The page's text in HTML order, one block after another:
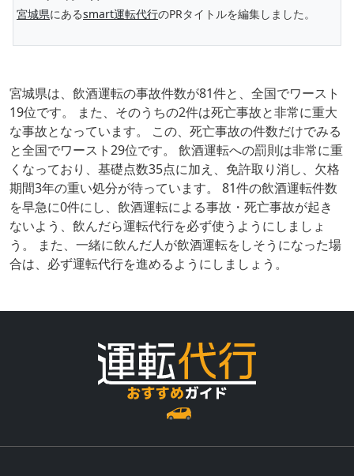
宮城県にあるsmart運転代行のPRタイトルを編集しました。
宮城県は、飲酒運転の事故件数が81件と、全国でワースト
19位です。 また、そのうちの2件は死亡事故と非常に重大
な事故となっています。 この、死亡事故の件数だけでみる
と全国でワースト29位です。 飲酒運転への罰則は非常に重
くなっており、基礎点数35点に加え、免許取り消し、欠格
期間3年の重い処分が待っています。 81件の飲酒運転件数
を早急に0件にし、飲酒運転による事故・死亡事故が起き
ないよう、飲んだら運転代行を必ず使うようにしましょ
う。 また、一緒に飲んだ人が飲酒運転をしそうになった場
合は、必ず運転代行を進めるようにしましょう。